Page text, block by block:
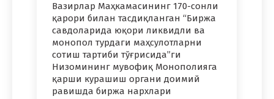
Вазирлар Маҳкамасининг 170-сонли
қарори билан тасдиқланган “Биржа
савдоларида юқори ликвидли ва
монопол турдаги маҳсулотларни
сотиш тартиби тўғрисида”ги
Низомининг мувофиқ Монополияга
қарши курашиш органи доимий
равишда биржа нархлари